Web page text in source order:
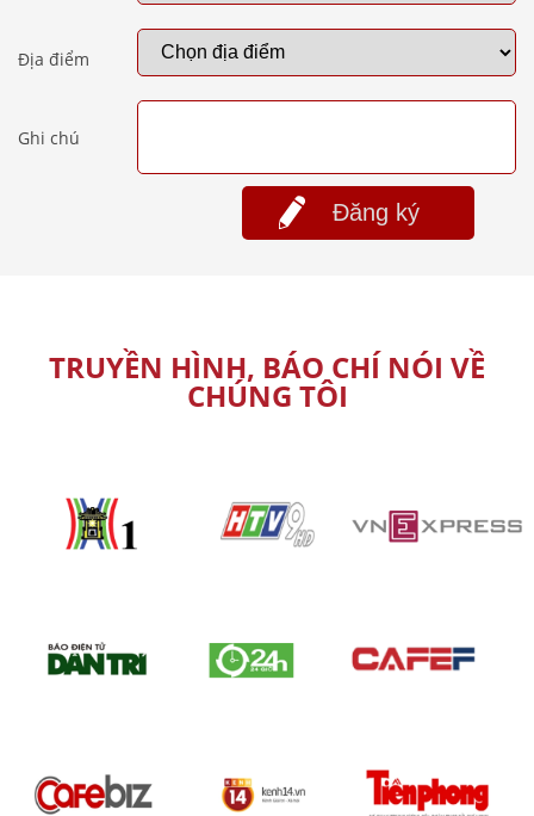
Địa điểm
Ghi chú
Đăng ký
TRUYỀN HÌNH, BÁO CHÍ NÓI VỀ
CHÚNG TÔI